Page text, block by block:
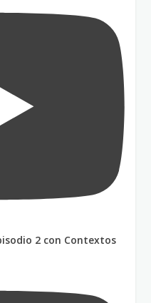
2 con Contextos